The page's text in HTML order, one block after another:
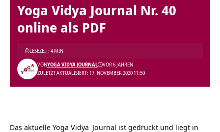
Yoga Vidya Journal Nr. 40
online als PDF
ZULETZT AKTUALISIERT: 17. NOVEMBER 2020 11:50
VONYOGA VIDYA JOURNAL VOR 6 JAHREN
LESEZEIT: 4 MIN
Das aktuelle Yoga Vidya Journal ist gedruckt und liegt in